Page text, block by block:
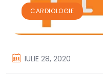
CARDIOLOGIE
IULIE 28, 2020